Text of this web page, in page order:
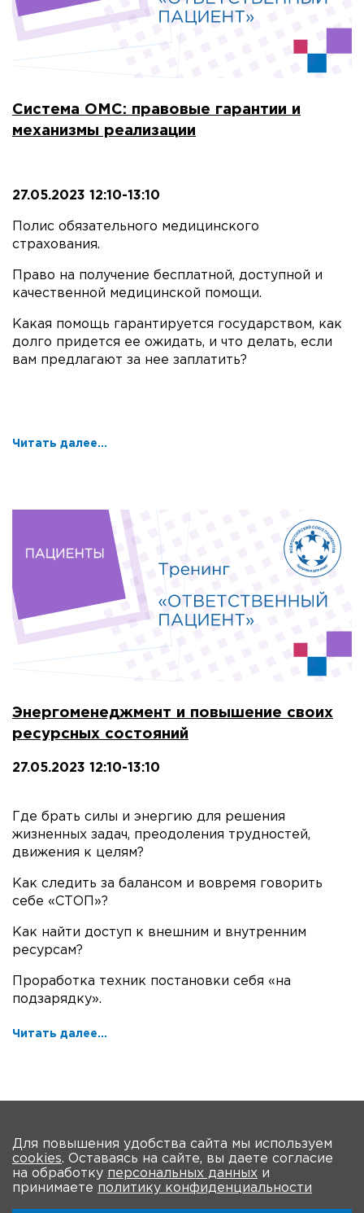
Система ОМС: правовые гарантии и
механизмы реализации
27.05.2023 12:10-13:10
Полис обязательного медицинского
страхования.
Право на получение бесплатной, доступной и
качественной медицинской помощи.
Какая помощь гарантируется государством, как
долго придется ее ожидать, и что делать, если
вам предлагают за нее заплатить?
Читать далее...
Энергоменеджмент и повышение своих
ресурсных состояний
27.05.2023 12:10-13:10
Где брать силы и энергию для решения
жизненных задач, преодоления трудностей,
движения к целям?
Как следить за балансом и вовремя говорить
себе «СТОП»?
Как найти доступ к внешним и внутренним
ресурсам?
Проработка техник постановки себя «на
подзарядку».
Читать далее...
Для повышения удобства сайта мы используем
cookies. Оставаясь на сайте, вы даете согласие
на обработку персональных данных и
принимаете политику конфиденциальности
О мероприятии Новости Общая информация